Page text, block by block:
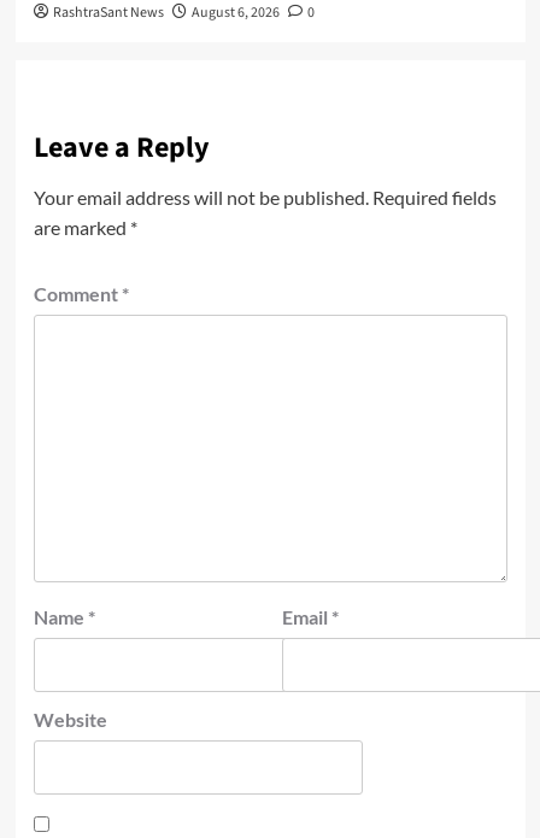
RashtraSant News August 6, 2026 0
Leave a Reply
Your email address will not be published. Required fields
are marked *
Comment *
Name * Email *
Website